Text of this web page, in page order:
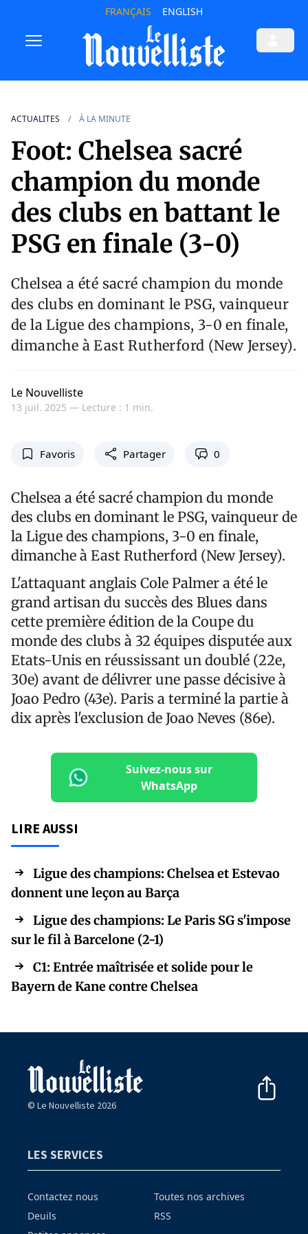
FRANÇAIS ENGLISH
ACTUALITES À LA MINUTE
Foot: Chelsea sacré
champion du monde
des clubs en battant le
PSG en finale (3-0)
Chelsea a été sacré champion du monde
des clubs en dominant le PSG, vainqueur
de la Ligue des champions, 3-0 en finale,
dimanche à East Rutherford (New Jersey).
Le Nouvelliste
13 juil. 2025 — Lecture : 1 min.
Favoris Partager 0
Chelsea a été sacré champion du monde
des clubs en dominant le PSG, vainqueur de
la Ligue des champions, 3-0 en finale,
dimanche à East Rutherford (New Jersey).
L'attaquant anglais Cole Palmer a été le
grand artisan du succès des Blues dans
cette première édition de la Coupe du
monde des clubs à 32 équipes disputée aux
Etats-Unis en réussissant un doublé (22e,
30e) avant de délivrer une passe décisive à
Joao Pedro (43e). Paris a terminé la partie à
dix après l'exclusion de Joao Neves (86e).
Suivez-nous sur
WhatsApp
LIRE AUSSI
Ligue des champions: Chelsea et Estevao
donnent une leçon au Barça
Ligue des champions: Le Paris SG s'impose
sur le fil à Barcelone (2-1)
C1: Entrée maîtrisée et solide pour le
Bayern de Kane contre Chelsea
© Le Nouvelliste 2026
LES SERVICES
Contactez nous
Deuils
Toutes nos archives
RSS